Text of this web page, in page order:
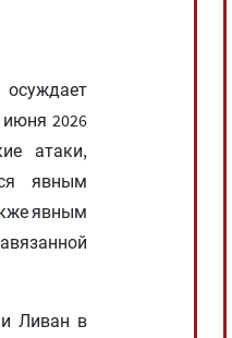
2026
атаки,
явным
явным
Ливан в